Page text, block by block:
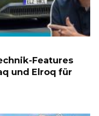
Features
und Elroq für